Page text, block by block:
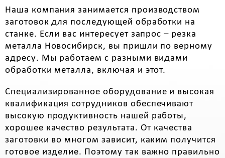
Наша компания занимается производством
заготовок для последующей обработки на
станке. Если вас интересует запрос – резка
металла Новосибирск, вы пришли по верному
адресу. Мы работаем с разными видами
обработки металла, включая и этот.
Специализированное оборудование и высокая
квалификация сотрудников обеспечивают
высокую продуктивность нашей работы,
хорошее качество результата. От качества
заготовки во многом зависит, каким получится
готовое изделие. Поэтому так важно правильно